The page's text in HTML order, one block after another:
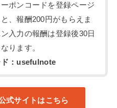
ポンコードを登録ページ
、報酬200円がもらえま
入力の報酬は登録後30日
ります。
ド：usefulnote
式サイトはこちら